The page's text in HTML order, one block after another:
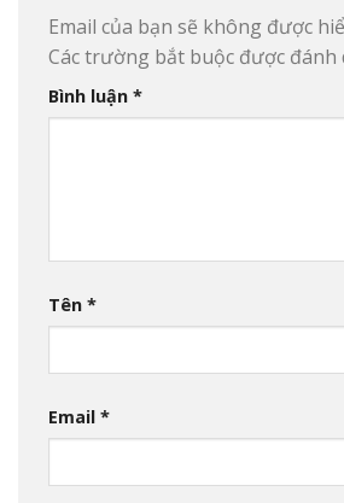
Email của bạn sẽ không được
Các trường bắt buộc được đánh
Bình luận *
Tên *
Email *